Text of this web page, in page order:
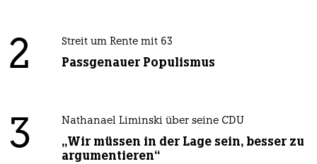
2 Streit um Rente mit 63
Passgenauer Populismus
3 Nathanael Liminski über seine CDU
„Wir müssen in der Lage sein, besser zu
argumentieren“